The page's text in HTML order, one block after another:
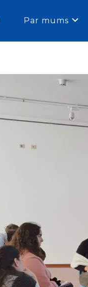
Par mums